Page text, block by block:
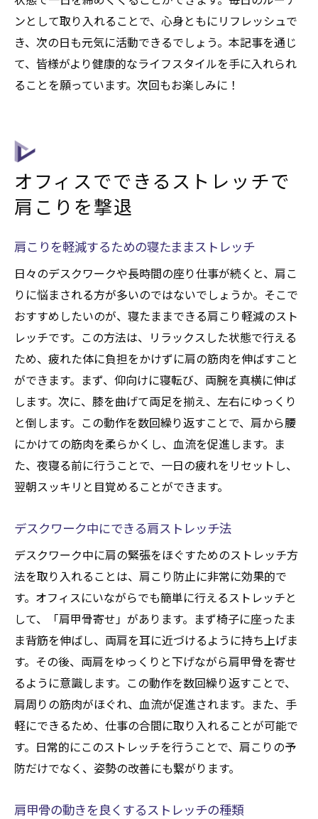
ンとして取り入れることで、心身ともにリフレッシュで
き、次の日も元気に活動できるでしょう。本記事を通じ
て、皆様がより健康的なライフスタイルを手に入れられ
ることを願っています。次回もお楽しみに！
オフィスでできるストレッチで
肩こりを撃退
肩こりを軽減するための寝たままストレッチ
日々のデスクワークや長時間の座り仕事が続くと、肩こ
りに悩まされる方が多いのではないでしょうか。そこで
おすすめしたいのが、寝たままできる肩こり軽減のスト
レッチです。この方法は、リラックスした状態で行える
ため、疲れた体に負担をかけずに肩の筋肉を伸ばすこと
ができます。まず、仰向けに寝転び、両腕を真横に伸ば
します。次に、膝を曲げて両足を揃え、左右にゆっくり
と倒します。この動作を数回繰り返すことで、肩から腰
にかけての筋肉を柔らかくし、血流を促進します。ま
た、夜寝る前に行うことで、一日の疲れをリセットし、
翌朝スッキリと目覚めることができます。
デスクワーク中にできる肩ストレッチ法
デスクワーク中に肩の緊張をほぐすためのストレッチ方
法を取り入れることは、肩こり防止に非常に効果的で
す。オフィスにいながらでも簡単に行えるストレッチと
して、「肩甲骨寄せ」があります。まず椅子に座ったま
ま背筋を伸ばし、両肩を耳に近づけるように持ち上げま
す。その後、両肩をゆっくりと下げながら肩甲骨を寄せ
るように意識します。この動作を数回繰り返すことで、
肩周りの筋肉がほぐれ、血流が促進されます。また、手
軽にできるため、仕事の合間に取り入れることが可能で
す。日常的にこのストレッチを行うことで、肩こりの予
防だけでなく、姿勢の改善にも繋がります。
肩甲骨の動きを良くするストレッチの種類